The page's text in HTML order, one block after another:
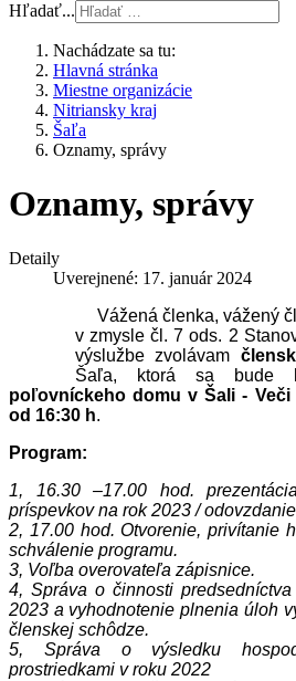
Hľadať...
Nachádzate sa tu:
Hlavná stránka
Miestne organizácie
Nitriansky kraj
Šaľa
Oznamy, správy
Oznamy, správy
Detaily
Uverejnené: 17. január 2024
Vážená členka, vážený
v zmysle čl. 7 ods. 2
výslužbe zvolávam
Šaľa, ktorá sa bude
poľovníckeho domu v Šali - Veči
od 16:30 h.
Program:
1, 16.30 –17.00 hod.
príspevkov na rok 2023 /
2, 17.00 hod. Otvorenie, privítanie
schválenie programu.
3, Voľba overovateľa zápisnice.
4, Správa o činnosti
2023 a vyhodnotenie plnenia úloh
členskej schôdze.
5, Správa o výsledku
prostriedkami v roku 2022